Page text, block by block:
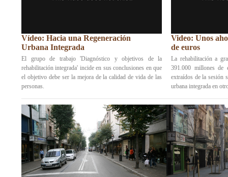
Vídeo: Hacia una Regeneración
Urbana Integrada
El grupo de trabajo 'Diagnóstico y objetivos de la
rehabilitación integrada' incide en sus conclusiones en que
el objetivo debe ser la mejora de la calidad de vida de las
personas.
Video: Unos
de euros
La rehabilitación a
391.000 millones de
extraídos de la sesión
urbana integrada en